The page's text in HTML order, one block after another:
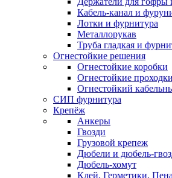
Кабель-канал и
Лотки и фурнитура
Металлорукав
Труба гладкая и
Огнестойкие решения
Огнестойкие коробки
Огнестойкие проходки
Огнестойкий
СИП фурнитура
Крепёж
Анкеры
Гвозди
Грузовой крепеж
Дюбели и дюбель-
Дюбель-хомут
Клей, Герметики, Пена